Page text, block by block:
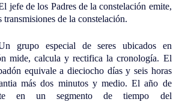
jefe de los Padres de la constelación emite,
transmisiones de la constelación.
grupo especial de seres ubicados en
mide, calcula y rectifica la cronología. El
equivale a dieciocho días y seis horas
más dos minutos y medio. El año de
en un segmento de tiempo del